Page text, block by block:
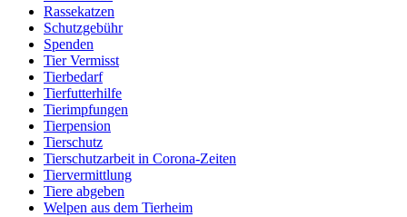
Rassekatzen
Schutzgebühr
Spenden
Tier Vermisst
Tierbedarf
Tierfutterhilfe
Tierimpfungen
Tierpension
Tierschutz
Tierschutzarbeit in Corona-Zeiten
Tiervermittlung
Tiere abgeben
Welpen aus dem Tierheim